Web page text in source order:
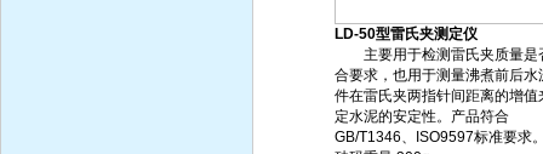
LD-50型雷氏夹测定仪
主要用于检测雷氏夹质量是
合要求，也用于测量沸煮前后水
件在雷氏夹两指针间距离的增值
定水泥的安定性。产品符合
GB/T1346、ISO9597标准要求